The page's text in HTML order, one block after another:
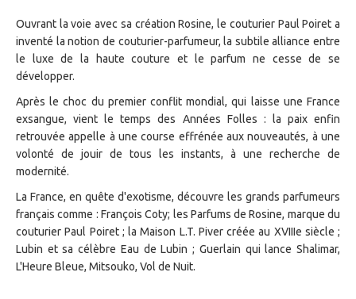
Ouvrant la voie avec sa création Rosine, le couturier Paul Poiret a
inventé la notion de couturier-parfumeur, la subtile alliance entre
le luxe de la haute couture et le parfum ne cesse de se
développer.
Après le choc du premier conflit mondial, qui laisse une France
exsangue, vient le temps des Années Folles : la paix enfin
retrouvée appelle à une course effrénée aux nouveautés, à une
volonté de jouir de tous les instants, à une recherche de
modernité.
La France, en quête d'exotisme, découvre les grands parfumeurs
français comme : François Coty; les Parfums de Rosine, marque du
couturier Paul Poiret ; la Maison L.T. Piver créée au XVIIIe siècle ;
Lubin et sa célèbre Eau de Lubin ; Guerlain qui lance Shalimar,
L'Heure Bleue, Mitsouko, Vol de Nuit.